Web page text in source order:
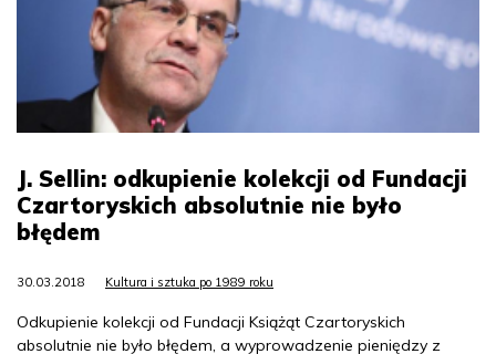
J. Sellin: odkupienie kolekcji od Fundacji
Czartoryskich absolutnie nie było
błędem
30.03.2018 Kultura i sztuka po 1989 roku
Odkupienie kolekcji od Fundacji Książąt Czartoryskich
absolutnie nie było błędem, a wyprowadzenie pieniędzy z